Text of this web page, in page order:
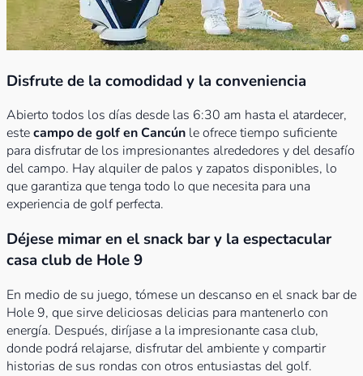
Disfrute de la comodidad y la conveniencia
Abierto todos los días desde las 6:30 am hasta el atardecer,
estecampo de golf en Cancún le ofrece tiempo suficiente
para disfrutar de los impresionantes alrededores y del desafío
del campo. Hay alquiler de palos y zapatos disponibles, lo
que garantiza que tenga todo lo que necesita para una
experiencia de golf perfecta.
Déjese mimar en el snack bar y la espectacular
casa club de Hole 9
En medio de su juego, tómese un descanso en el snack bar de
Hole 9, que sirve deliciosas delicias para mantenerlo con
energía. Después, diríjase a la impresionante casa club,
donde podrá relajarse, disfrutar del ambiente y compartir
historias de sus rondas con otros entusiastas del golf.